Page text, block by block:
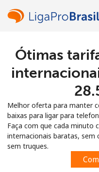
Já tem
Ótimas
Melhor oferta para manter
baixas para ligar para
Faça com que cada minuto
internacionais baratas,
sem truques.